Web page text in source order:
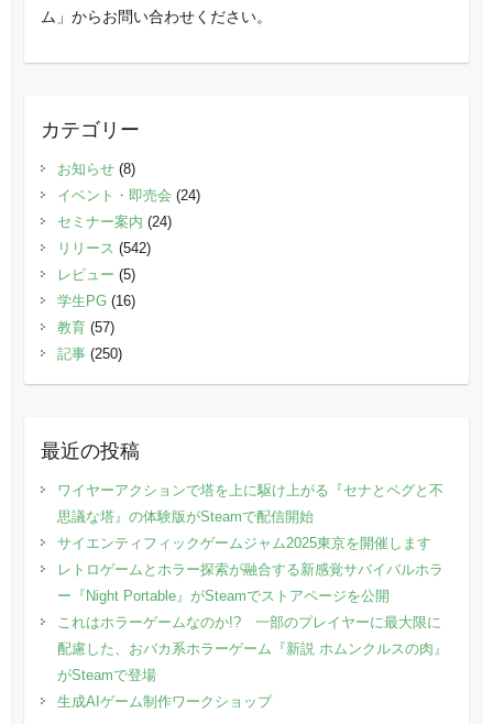
ム」からお問い合わせください。
カテゴリー
お知らせ(8)
イベント・即売会 (24)
セミナー案内 (24)
リリース (542)
レビュー (5)
学生PG(16)
教育(57)
記事(250)
最近の投稿
ワイヤーアクションで塔を上に駆け上がる『セナとペグと不
思議な塔』の体験版がSteamで配信開始
サイエンティフィックゲームジャム2025東京を開催します
レトロゲームとホラー探索が融合する新感覚サバイバルホラ
ー『Night Portable』がSteamでストアページを公開
これはホラーゲームなのか!? 一部のプレイヤーに最大限に
配慮した、おバカ系ホラーゲーム『新説 ホムンクルスの肉』
がSteamで登場
生成AIゲーム制作ワークショップ